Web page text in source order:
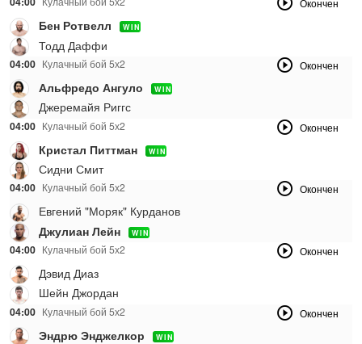
Окончен
Бен Ротвелл WIN
Тодд Даффи
04:00 Кулачный бой 5х2 Окончен
Альфредо Ангуло WIN
Джеремайя Риггс
04:00 Кулачный бой 5х2 Окончен
Кристал Питтман WIN
Сидни Смит
04:00 Кулачный бой 5х2 Окончен
Евгений "Моряк" Курданов
Джулиан Лейн
WIN
04:00 Кулачный бой 5х2 Окончен
Дэвид Диаз
Шейн Джордан
04:00 Кулачный бой 5х2 Окончен
Эндрю Энджелкор WIN